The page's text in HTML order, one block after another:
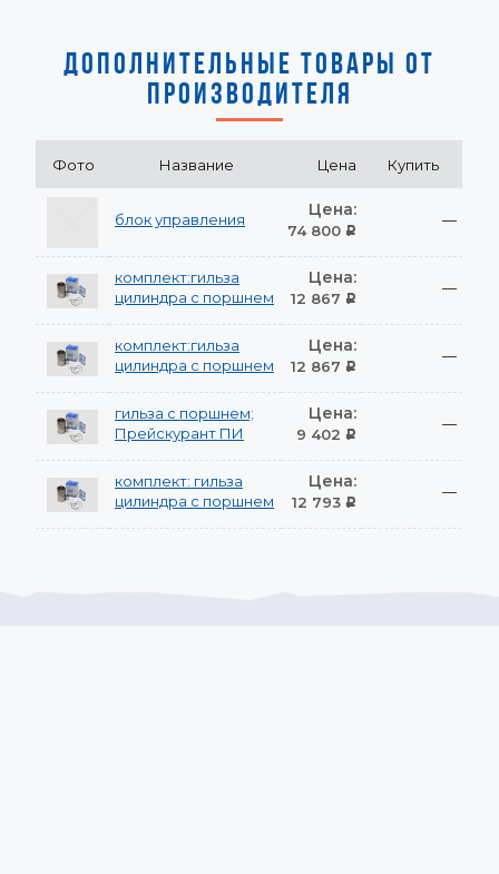
ДОПОЛНИТЕЛЬНЫЕ ТОВАРЫ ОТ
ПРОИЗВОДИТЕЛЯ
Фото Название Цена Купить
блок управления Цена:
74 800 Р
—
комплект:гильза
цилиндра с поршнем
Цена:
12 867 Р
—
комплект:гильза
цилиндра с поршнем
Цена:
12 867 Р
—
гильза с поршнем;
Прейскурант ПИ
Цена:
9 402 Р
—
комплект: гильза
цилиндра с поршнем
Цена:
12 793 Р
—